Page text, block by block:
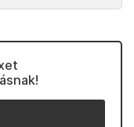
bázissorsát is.